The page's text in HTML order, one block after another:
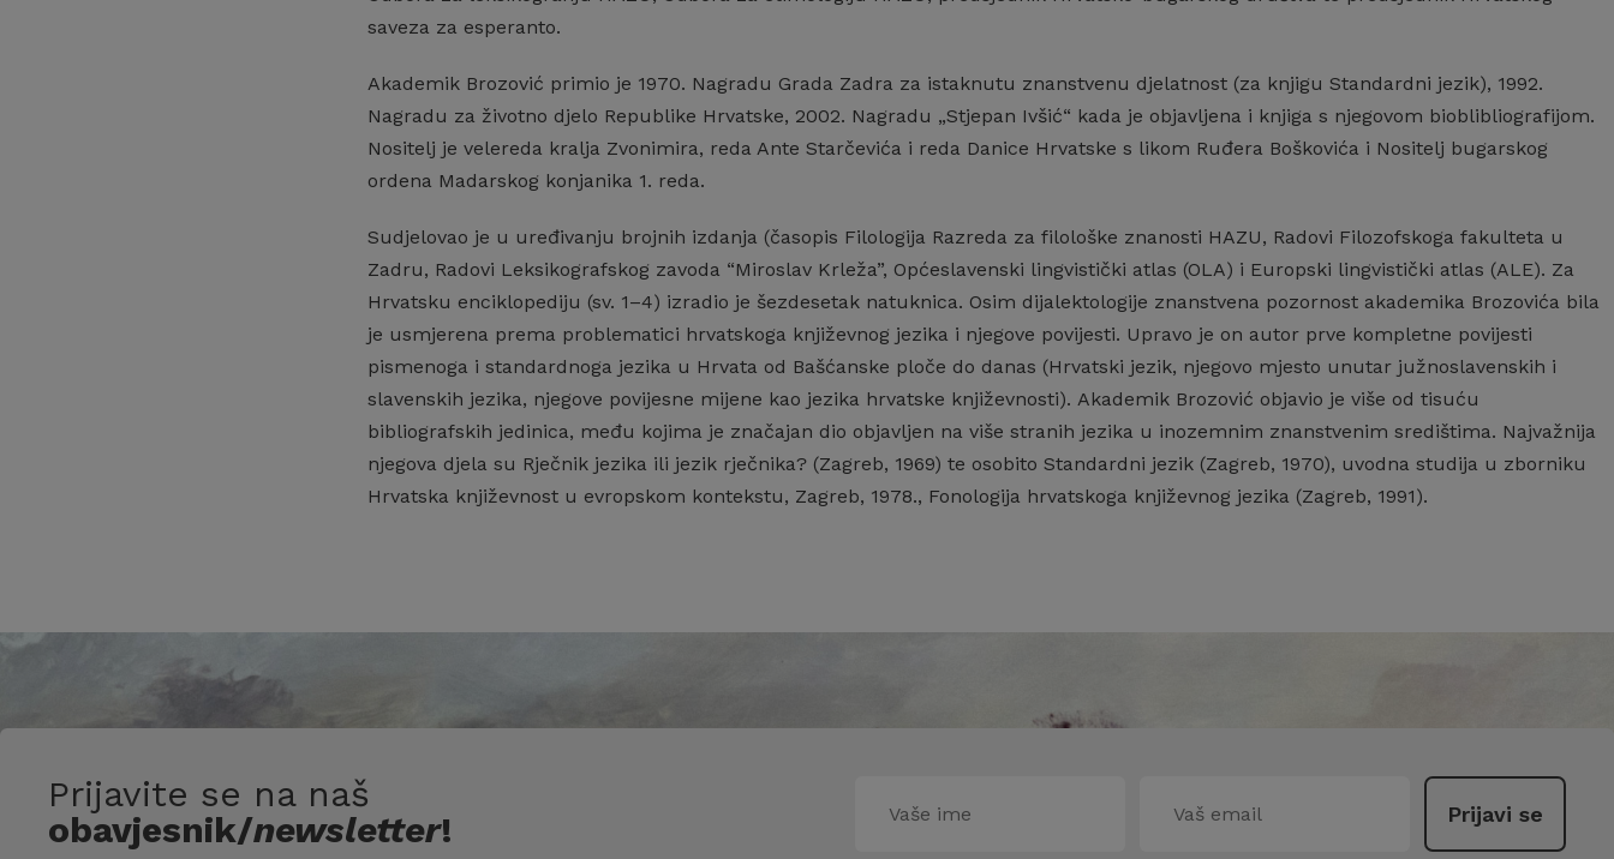
saveza za esperanto.
Akademik Brozović primio je 1970. Nagradu Grada Zadra za istaknutu znanstvenu djelatnost (za knjigu Standardni jezik), 1992.
Nagradu za životno djelo Republike Hrvatske, 2002. Nagradu „Stjepan Ivšić“ kada je objavljena i knjiga s njegovom bioblibliografijom.
Nositelj je velereda kralja Zvonimira, reda Ante Starčevića i reda Danice Hrvatske s likom Ruđera Boškovića i Nositelj bugarskog
ordena Madarskog konjanika 1. reda.
Sudjelovao je u uređivanju brojnih izdanja (časopis Filologija Razreda za filološke znanosti HAZU, Radovi Filozofskoga fakulteta u
Zadru, Radovi Leksikografskog zavoda “Miroslav Krleža”, Općeslavenski lingvistički atlas (OLA) i Europski lingvistički atlas (ALE). Za
Hrvatsku enciklopediju (sv. 1–4) izradio je šezdesetak natuknica. Osim dijalektologije znanstvena pozornost akademika Brozovića bila
je usmjerena prema problematici hrvatskoga književnog jezika i njegove povijesti. Upravo je on autor prve kompletne povijesti
pismenoga i standardnoga jezika u Hrvata od Bašćanske ploče do danas (Hrvatski jezik, njegovo mjesto unutar južnoslavenskih i
slavenskih jezika, njegove povijesne mijene kao jezika hrvatske književnosti). Akademik Brozović objavio je više od tisuću
bibliografskih jedinica, među kojima je značajan dio objavljen na više stranih jezika u inozemnim znanstvenim središtima. Najvažnija
njegova djela su Rječnik jezika ili jezik rječnika? (Zagreb, 1969) te osobito Standardni jezik (Zagreb, 1970), uvodna studija u zborniku
Hrvatska književnost u evropskom kontekstu, Zagreb, 1978., Fonologija hrvatskoga književnog jezika (Zagreb, 1991).
Prijavite se na naš
obavjesnik/newsletter!